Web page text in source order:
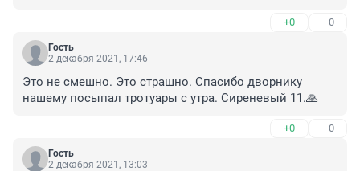
+0 –0
Гость
2 декабря 2021, 17:46
Это не смешно. Это страшно. Спасибо дворнику
нашему посыпал тротуары с утра. Сиреневый 11.🙏
+0 –0
Гость
2 декабря 2021, 13:03